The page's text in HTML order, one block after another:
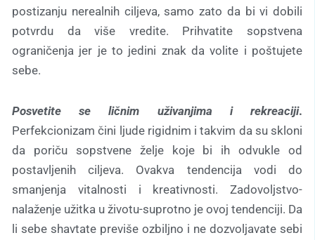
postizanju nerealnih ciljeva, samo zato da bi vi dobili
potvrdu da više vredite. Prihvatite sopstvena
ograničenja jer je to jedini znak da volite i poštujete
sebe.
Posvetite se ličnim uživanjima i rekreaciji.
Perfekcionizam čini ljude rigidnim i takvim da su skloni
da poriču sopstvene želje koje bi ih odvukle od
postavljenih ciljeva. Ovakva tendencija vodi do
smanjenja vitalnosti i kreativnosti. Zadovoljstvo-
nalaženje užitka u životu-suprotno je ovoj tendenciji. Da
li sebe shavtate previše ozbiljno i ne dozvoljavate sebi